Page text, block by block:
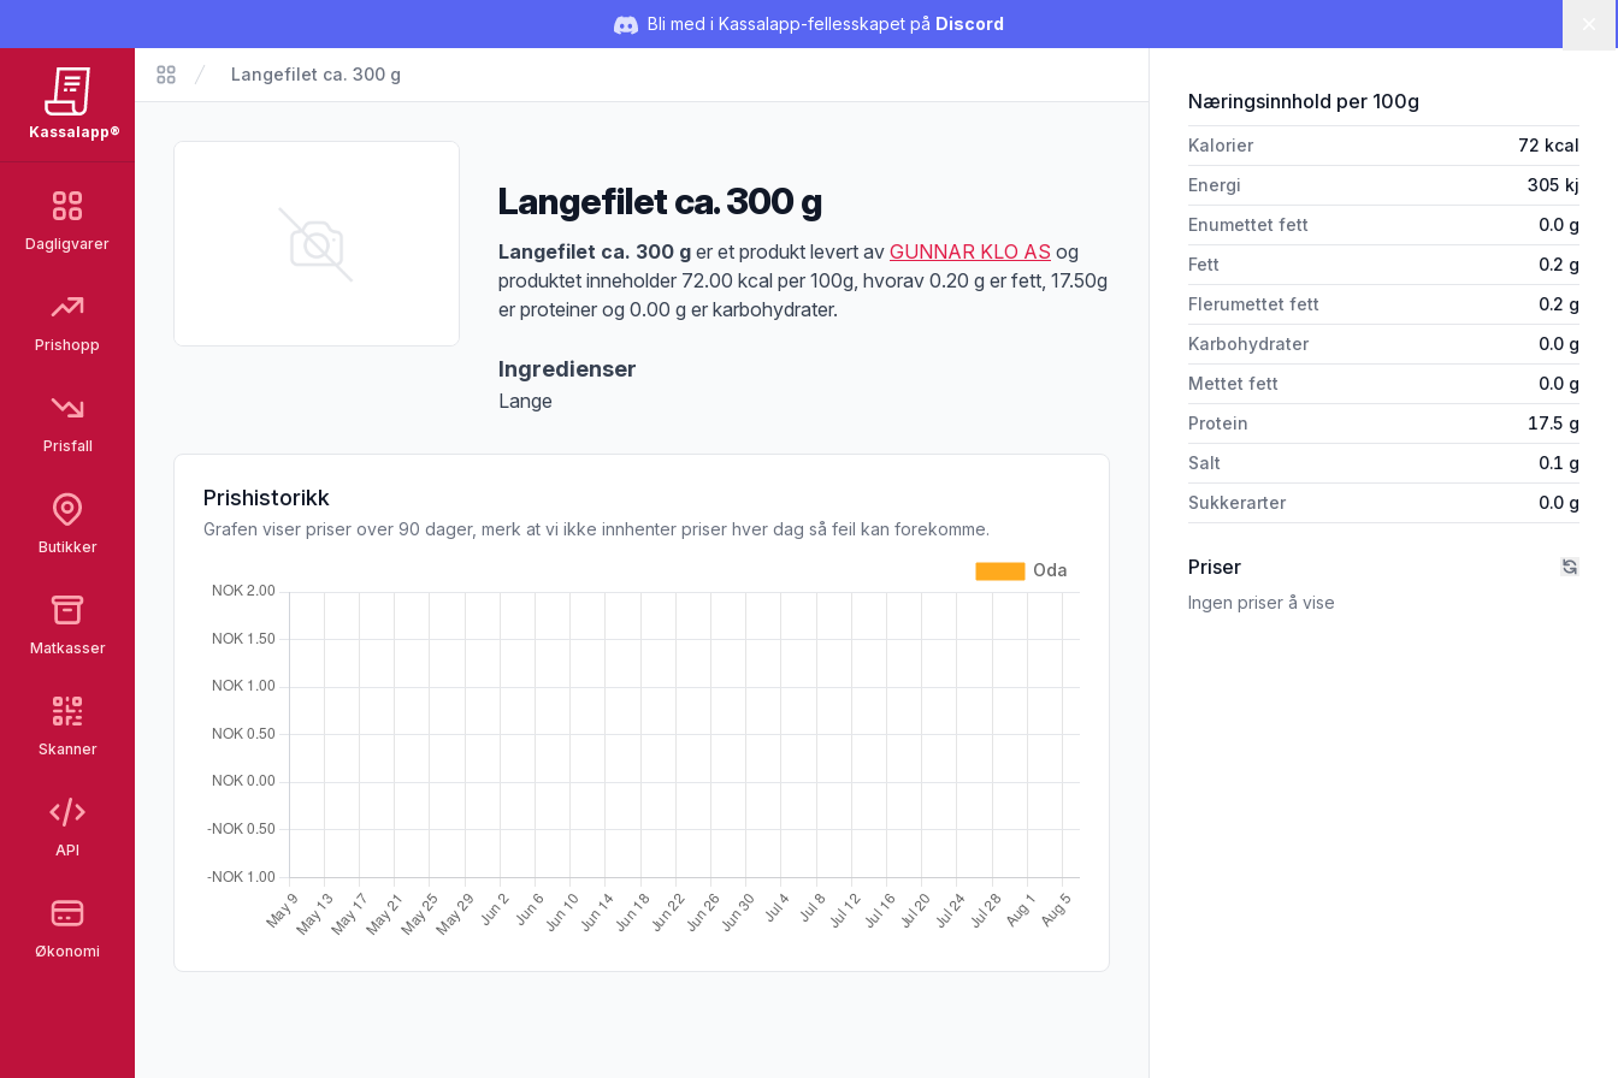
Bli med i Kassalapp-fellesskapet på Discord
Kassalapp®
Dagligvarer
Prishopp
Prisfall
Butikker
Matkasser
Skanner
API
Økonomi
Matvarer
Langefilet ca. 300 g
Langefilet ca. 300 g
Produktbeskrivelse
Langefilet ca. 300 g er et produkt levert av GUNNAR KLO AS og
produktet inneholder 72.00 kcal per 100g, hvorav 0.20 g er fett, 17.50g
er proteiner og 0.00 g er karbohydrater.
Ingredienser
Lange
Prishistorikk
Grafen viser priser over 90 dager, merk at vi ikke innhenter priser hver dag så feil kan forekomme.
Næringsinnhold for 'Langefilet ca. 300 g'
per 100g
Kalorier 72 kcal
Energi
305 kj
Enumettet fett
0.0 g
Fett
0.2 g
Flerumettet fett
0.2 g
Karbohydrater
0.0 g
Mettet fett
0.0 g
Protein
17.5 g
Salt
0.1 g
Sukkerarter
0.0 g
Priser
Ingen priser å vise